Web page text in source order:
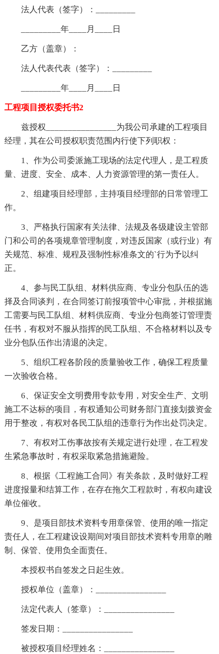
法人代表（签字）：_________
_________年____月____日
乙方（盖章）：
法人代表代表（签字）：_________
_________年____月____日
工程项目授权委托书2
兹授权________________为我公司承建的工程项目
经理，其在公司授权职责范围内行使下列职权：
1、作为公司委派施工现场的法定代理人，是工程质
量、进度、安全、成本、人力资源管理的第一责任人。
2、组建项目经理部，主持项目经理部的日常管理工
作。
3、严格执行国家有关法律、法规及各级建设主管部
门和公司的各项规章管理制度，对违反国家（或行业）有
关规范、标准、规程及强制性标准条文的`行为予以纠
正。
4、参与民工队组、材料供应商、专业分包队伍的选
择及合同谈判，在合同签订前报项管中心审批，并根据施
工需要与民工队组、材料供应商、专业分包商签订管理责
任书，有权对不服从指挥的民工队组、不合格材料以及专
业分包队伍作出清退的决定。
5、组织工程各阶段的质量验收工作，确保工程质量
一次验收合格。
6、保证安全文明费用专款专用，对安全生产、文明
施工不达标的项目，有权通知公司财务部门直接划拨资金
用于整改，有权对各民工队组的违章行为作出处罚决定。
7、有权对工伤事故按有关规定进行处理，在工程发
生紧急事故时，有权采取紧急措施避险。
8、根据《工程施工合同》有关条款，及时做好工程
进度报量和结算工作，在存在拖欠工程款时，有权向建设
单位催收。
9、是项目部技术资料专用章保管、使用的唯一指定
责任人，在工程建设设期间对项目部技术资料专用章的雕
制、保管、使用负全面责任。
本授权书自签发之日起生效。
授权单位（盖章）：________________
法定代表人（签章）：________________
签发日期：________________
被授权项目经理姓名：________________